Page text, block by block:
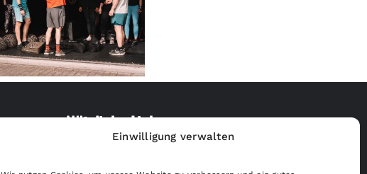
Einwilligung verwalten
Nützliche Links